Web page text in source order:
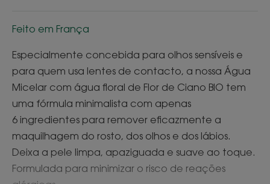
Feito em França
Especialmente concebida para olhos sensíveis e
para quem usa lentes de contacto, a nossa Água
Micelar com água floral de Flor de Ciano BIO tem
uma fórmula minimalista com apenas
6 ingredientes para remover eficazmente a
maquilhagem do rosto, dos olhos e dos lábios.
Deixa a pele limpa, apaziguada e suave ao toque.
Formulada para minimizar o risco de reações